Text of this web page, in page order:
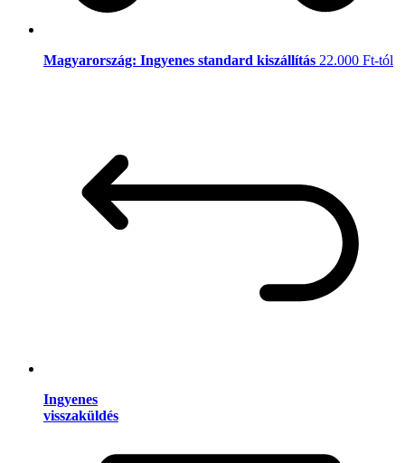
Magyarország: Ingyenes standard kiszállítás 22.000 Ft-tól
Ingyenes
visszaküldés